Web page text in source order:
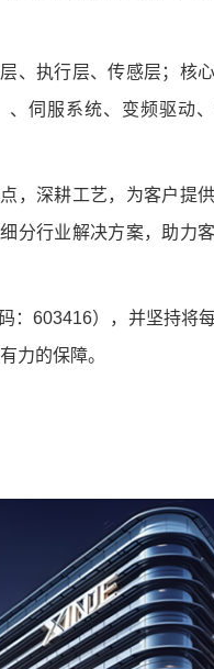
、执行层、传感层；核
、伺服系统、变频驱动
，深耕工艺，为客户提
分行业解决方案，助力
：603416），并坚持将
力的保障。